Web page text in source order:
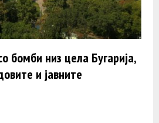
бомби низ цела Бугарија,
и јавните